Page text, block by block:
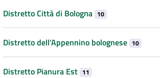
Distretto Città di Bologna 10
Distretto dell’Appennino bolognese 10
Distretto Pianura Est 11